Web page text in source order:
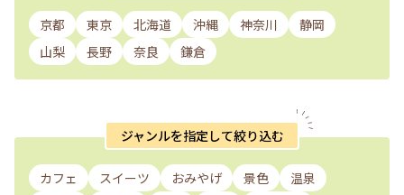
京都 東京 北海道 沖縄 神奈川
静岡
山梨
長野 奈良 鎌倉
ジャンルを指定して絞り込む
カフェ スイーツ おみやげ 景色
温泉